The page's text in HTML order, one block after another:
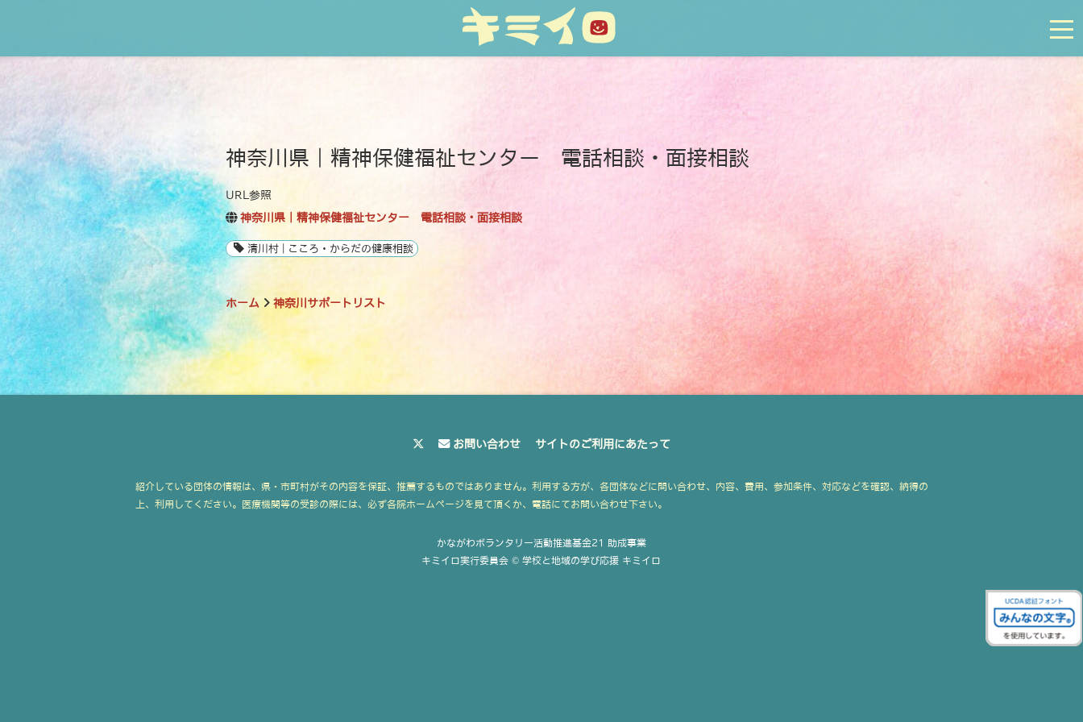
神奈川県｜精神保健福祉センター 電話相談・面接相談
URL参照
神奈川県｜精神保健福祉センター 電話相談・面接相談
清川村 | こころ・からだの健康相談
ホーム 神奈川サポートリスト
お問い合わせ サイトのご利用にあたって
紹介している団体の情報は、県・市町村がその内容を保証、推薦するものではありません。利用する方が、各団体などに問い合わせ、内容、費用、参加条件、対応などを確認、納得の
上、利用してください。医療機関等の受診の際には、必ず各院ホームページを見て頂くか、電話にてお問い合わせ下さい。
かながわボランタリー活動推進基金21 助成事業
キミイロ実行委員会 © 学校と地域の学び応援 キミイロ